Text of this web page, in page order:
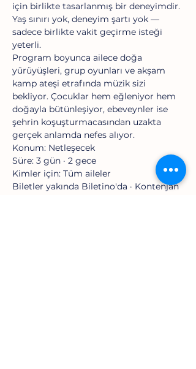
için birlikte tasarlanmış bir deneyimdir.
Yaş sınırı yok, deneyim şartı yok —
sadece birlikte vakit geçirme isteği
yeterli.
Program boyunca ailece doğa
yürüyüşleri, grup oyunları ve akşam
kamp ateşi etrafında müzik sizi
bekliyor. Çocuklar hem eğleniyor hem
doğayla bütünleşiyor, ebeveynler ise
şehrin koşuşturmacasından uzakta
gerçek anlamda nefes alıyor.
Konum: Netleşecek
Süre: 3 gün · 2 gece
Kimler için: Tüm aileler
Biletler yakında Biletino'da · Kontenjan